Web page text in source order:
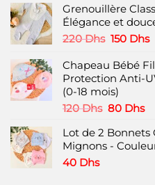
options
peuvent
être
sur
la
page
du
Grenouillère
Élégance et
220Dhs Le
initial
était :
220 Dhs.
150 DhsLe
Chapeau Bébé
Protection Anti-
(0-18 mois)
120Dhs Le
initial
était :
80 DhsLe
Lot de 2 Bonnets
Mignons -
40 Dhs